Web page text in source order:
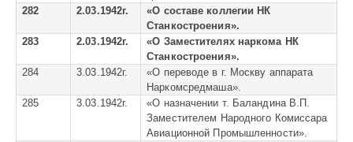
282
2.03.1942г. «О составе коллегии НК
Станкостроения».
283
2.03.1942г. «О Заместителях наркома НК
Станкостроения».
284
3.03.1942г. «О переводе в г. Москву аппарата
Наркомсредмаша».
285
3.03.1942г. «О назначении т. Баландина В.П.
Заместителем Народного Комиссара
Авиационной Промышленности».